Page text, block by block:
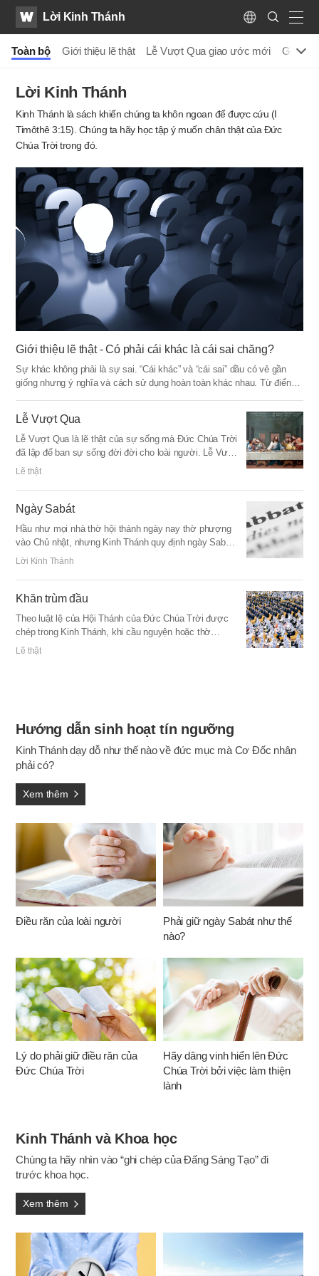
WATVLời Kinh Thánh
Language
Search
Submit
Toàn bộ Giới thiệu lẽ thật Lễ Vượt Qua giao ước mới Giảng
Lời Kinh Thánh
Kinh Thánh là sách khiến chúng ta khôn ngoan để được cứu (I
Timôthê 3:15). Chúng ta hãy học tập ý muốn chân thật của Đức
Chúa Trời trong đó.
Giới thiệu lẽ thật - Có phải cái khác là cái sai chăng?
Sự khác không phải là sự sai. “Cái khác” và “cái sai” dầu có vẻ gần
giống nhưng ý nghĩa và cách sử dụng hoàn toàn khác nhau. Từ điển
Lễ Vượt Qua
Lễ Vượt Qua là lẽ thật của sự sống mà Đức Chúa Trời
đã lập để ban sự sống đời đời cho loài người. Lễ Vượt
Qua có nghĩa rằng “vượt qua tai nạn”. Theo Kinh
lịch, vào khoảng tháng 3~4 theo dương lịch. Cách đây
2000 năm trước, Đức Chúa Jêsus đưa bánh và rượu
ban sự tha tội và sự sống đời đời vào Lễ Vượt Qua để
cứu rỗi loài người khỏi xiềng xích của tội lỗi và sự
chết, và phán rằng “Đây là giao ước mới trong huyết
hưởng thịt và huyết của Đức Chúa Trời.
Lẽ thật
Ngày Sabát
Hầu như mọi nhà thờ hội thánh ngày nay thờ phượng
vào Chủ nhật, nhưng Kinh Thánh quy định ngày Sabát
– ngày thứ bảy là ngày thánh dâng thờ phượng lên
Đấng Sáng Tạo kết thúc công việc dựng nên trời đất
trong 6 ngày và nghỉ ngơi, đặt là ngày thánh, ban
qua lịch sử và lịch năm thì thấy ngày Sabát là Thứ Bảy
trong chế độ thứ ngày nay.
Lời Kinh Thánh
Khăn trùm đầu
Theo luật lệ của Hội Thánh của Đức Chúa Trời được
chép trong Kinh Thánh, khi cầu nguyện hoặc thờ
phượng thì người nam không đội bất cứ thứ gì trên
Lẽ thật
Hướng dẫn sinh hoạt tín ngưỡng
Kinh Thánh dạy dỗ như thế nào về đức mục mà Cơ Đốc nhân
phải có?
Xem thêm
Điều răn của loài người
Phải giữ ngày Sabát như thế
nào?
Lý do phải giữ điều răn của
Đức Chúa Trời
Hãy dâng vinh hiển lên Đức
Chúa Trời bởi việc làm thiện
lành
Kinh Thánh và Khoa học
Chúng ta hãy nhìn vào “ghi chép của Đấng Sáng Tạo” đi
trước khoa học.
Xem thêm